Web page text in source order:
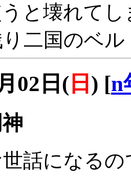
うと壊れて
二国のベ
02日( 日 ) [n
話になる